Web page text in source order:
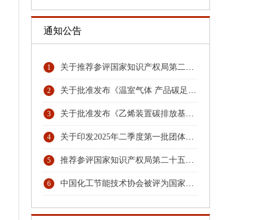
通知公告
1 关于推荐参评国家知识产权局第二十六届中国专利奖专利名单首批公示名单
2 关于批准发布《温室气体 产品碳足迹量化方法与要求 硝酸》团体标准的公告
3 关于批准发布《乙烯装置碳排放基准》《环氧乙烷乙二醇装置碳排放基准》团体标准的公告
4 关于印发2025年二季度第一批团体标准项目计划的通知
5 推荐参评国家知识产权局第二十五届中国专利奖专利名单的公示
6 中国化工节能技术协会被评为国家4A级社会组织